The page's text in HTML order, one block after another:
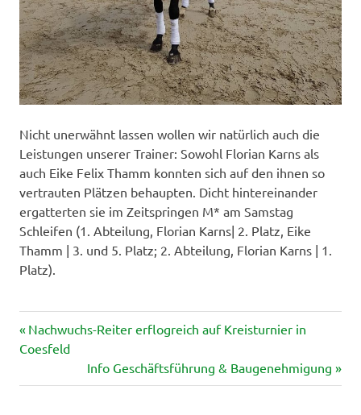
Nicht unerwähnt lassen wollen wir natürlich auch die
Leistungen unserer Trainer: Sowohl Florian Karns als
auch Eike Felix Thamm konnten sich auf den ihnen so
vertrauten Plätzen behaupten. Dicht hintereinander
ergatterten sie im Zeitspringen M* am Samstag
Schleifen (1. Abteilung, Florian Karns| 2. Platz, Eike
Thamm | 3. und 5. Platz; 2. Abteilung, Florian Karns | 1.
Platz).
Beitragsnavigation
Vorheriger
Beitrag:
Nachwuchs-Reiter erflogreich auf Kreisturnier in
Coesfeld
Nächster
Beitrag:
Info Geschäftsführung & Baugenehmigung